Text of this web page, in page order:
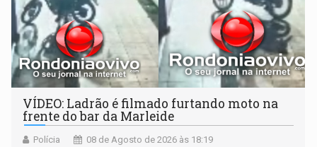
VÍDEO: Ladrão é filmado furtando moto na
frente do bar da Marleide
Polícia 08 de Agosto de 2026 às 18:19